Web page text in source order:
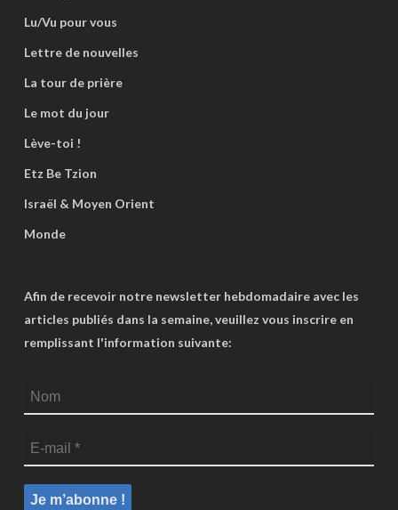
Lu/Vu pour vous
Lettre de nouvelles
La tour de prière
Le mot du jour
Lève-toi !
Etz Be Tzion
Israël & Moyen Orient
Monde
Afin de recevoir notre newsletter hebdomadaire avec les
articles publiés dans la semaine, veuillez vous inscrire en
remplissant l'information suivante: